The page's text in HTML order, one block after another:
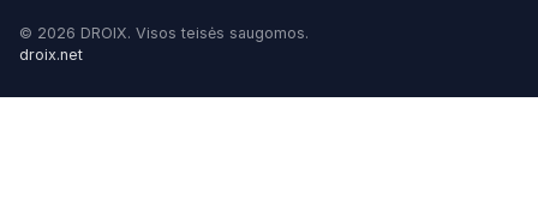
© 2026 DROIX. Visos teisės saugomos.
droix.net